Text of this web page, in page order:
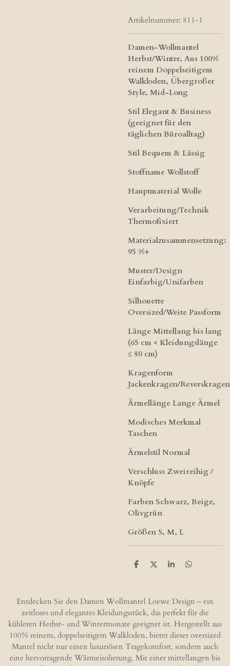
Artikelnummer: 811-1
Damen-Wollmantel
Herbst/Winter, Aus 100%
reinem Doppelseitigem
Walkloden, Übergroßer
Style, Mid-Long
Stil Elegant & Business
(geeignet für den
täglichen Büroalltag)
Stil Bequem & Lässig
Stoffname Wollstoff
Hauptmaterial Wolle
Verarbeitung/Technik
Thermofixiert
Materialzusammensetzung:
95 %+
Muster/Design
Einfarbig/Unifarben
Silhouette
Oversized/Weite Passform
Länge Mittellang bis lang
(65 cm < Kleidungslänge
≤ 80 cm)
Kragenform
Jackenkragen/Reverskragen
Ärmellänge Lange Ärmel
Modisches Merkmal
Taschen
Ärmelstil Normal
Verschluss Zweireihig /
Knöpfe
Farben Schwarz, Beige,
Olivgrün
Größen S, M, L
T
e
n
T
n
T
e
n
T
n
Entdecken Sie den Damen Wollmantel Loewe Design – ein
zeitloses und elegantes Kleidungsstück, das perfekt für die
kühleren Herbst- und Wintermonate geeignet ist. Hergestellt aus
100% reinem, doppelseitigem Walkloden, bietet dieser oversized
Mantel nicht nur einen luxuriösen Tragekomfort, sondern auch
eine hervorragende Wärmeisolierung. Mit einer mittellangen bis